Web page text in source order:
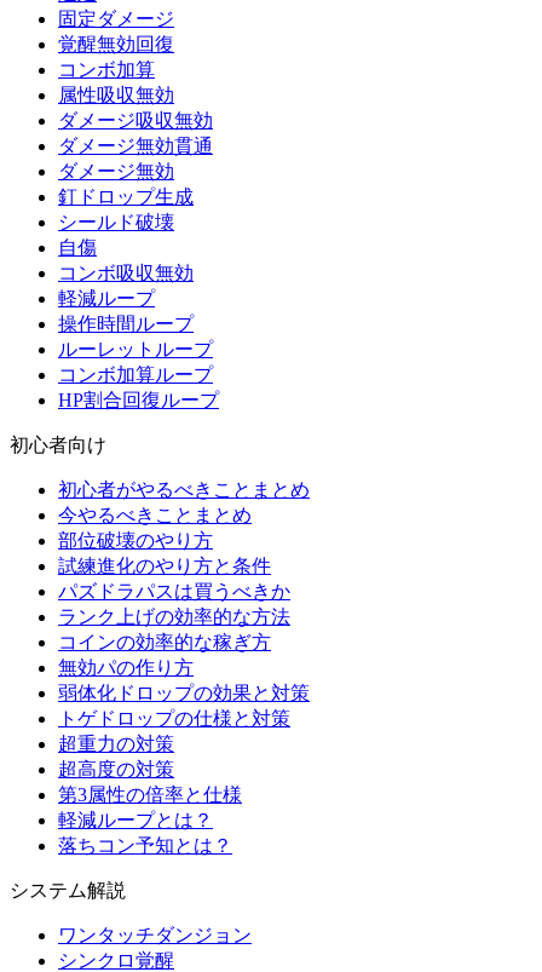
固定ダメージ
覚醒無効回復
コンボ加算
属性吸収無効
ダメージ吸収無効
ダメージ無効貫通
ダメージ無効
釘ドロップ生成
シールド破壊
自傷
コンボ吸収無効
軽減ループ
操作時間ループ
ルーレットループ
コンボ加算ループ
HP割合回復ループ
初心者向け
初心者がやるべきことまとめ
今やるべきことまとめ
部位破壊のやり方
試練進化のやり方と条件
パズドラパスは買うべきか
ランク上げの効率的な方法
コインの効率的な稼ぎ方
無効パの作り方
弱体化ドロップの効果と対策
トゲドロップの仕様と対策
超重力の対策
超高度の対策
第3属性の倍率と仕様
軽減ループとは？
落ちコン予知とは？
システム解説
ワンタッチダンジョン
シンクロ覚醒